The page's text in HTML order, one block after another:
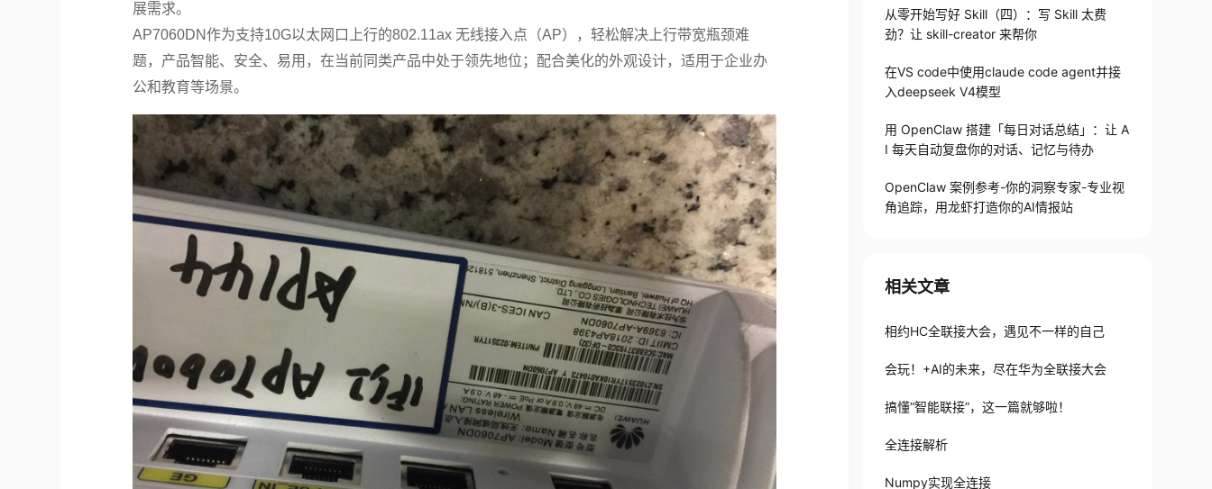
展需求。
AP7060DN作为支持10G以太网口上行的802.11ax 无线接入点（AP），轻松解决上行带宽瓶颈难
题，产品智能、安全、易用，在当前同类产品中处于领先地位；配合美化的外观设计，适用于企业办
公和教育等场景。
从零开始写好 Skill（四）：写 Skill 太费
劲？让 skill-creator 来帮你
在VS code中使用claude code agent并接
入deepseek V4模型
用 OpenClaw 搭建「每日对话总结」：让 A
I 每天自动复盘你的对话、记忆与待办
OpenClaw 案例参考-你的洞察专家-专业视
角追踪，用龙虾打造你的AI情报站
相关文章
相约HC全联接大会，遇见不一样的自己
会玩！+AI的未来，尽在华为全联接大会
搞懂“智能联接”，这一篇就够啦！
全连接解析
Numpy实现全连接